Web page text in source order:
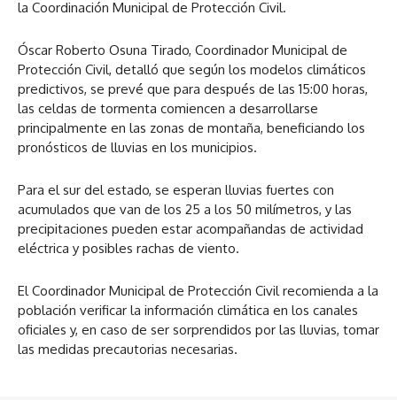
la Coordinación Municipal de Protección Civil.
Óscar Roberto Osuna Tirado, Coordinador Municipal de
Protección Civil, detalló que según los modelos climáticos
predictivos, se prevé que para después de las 15:00 horas,
las celdas de tormenta comiencen a desarrollarse
principalmente en las zonas de montaña, beneficiando los
pronósticos de lluvias en los municipios.
Para el sur del estado, se esperan lluvias fuertes con
acumulados que van de los 25 a los 50 milímetros, y las
precipitaciones pueden estar acompañandas de actividad
eléctrica y posibles rachas de viento.
El Coordinador Municipal de Protección Civil recomienda a la
población verificar la información climática en los canales
oficiales y, en caso de ser sorprendidos por las lluvias, tomar
las medidas precautorias necesarias.